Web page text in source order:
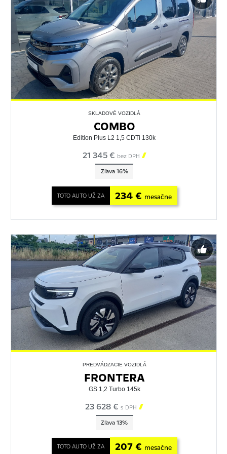
SKLADOVÉ VOZIDLÁ
COMBO
Edition Plus L2 1,5 CDTi 130k
21 345 € bez DPH 
Zľava 16%
TOTO AUTO UŽ ZA 234 € mesačne
PREDVÁDZACIE VOZIDLÁ
FRONTERA
GS 1,2 Turbo 145k
23 628 €s DPH 
Zľava 13%
TOTO AUTO UŽ ZA 207 € mesačne